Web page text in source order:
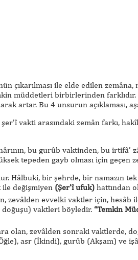
çıkarılması ile elde edilen zemâna,
müddetleri birbirlerinden
artar. Bu 4 unsurun açıklaması,
vakti arasındaki zemân farkı,
bu gurûb vaktinden, bu irtifâ’
tepeden gayb olması için geçen
bir şehrde, bir namazın
değişmiyen (Şer’î ufuk) hattından
zevâlden evvelki vaktler için,
doğuşu) vaktleri böyledir. “Temkin
olan, zevâlden sonraki vaktlerde,
asr (İkindi), gurûb (Akşam) ve